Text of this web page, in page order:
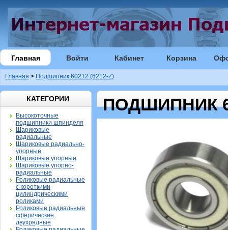
Главная Войти Кабинет Корзина
Главная > Подшипник 60212 (6212-Z)
КАТЕГОРИИ
Высокоточные
подшипники шпинделя
Шариковые
радиальные
Шариковые радиально-
упорные
Шариковые упорные
Шариковые упорно-
радиальные
Роликовые радиальные
с короткими
цилиндрическими
роликами
Роликовые радиальные
сферические
двухрядные
ПОДШИПНИК